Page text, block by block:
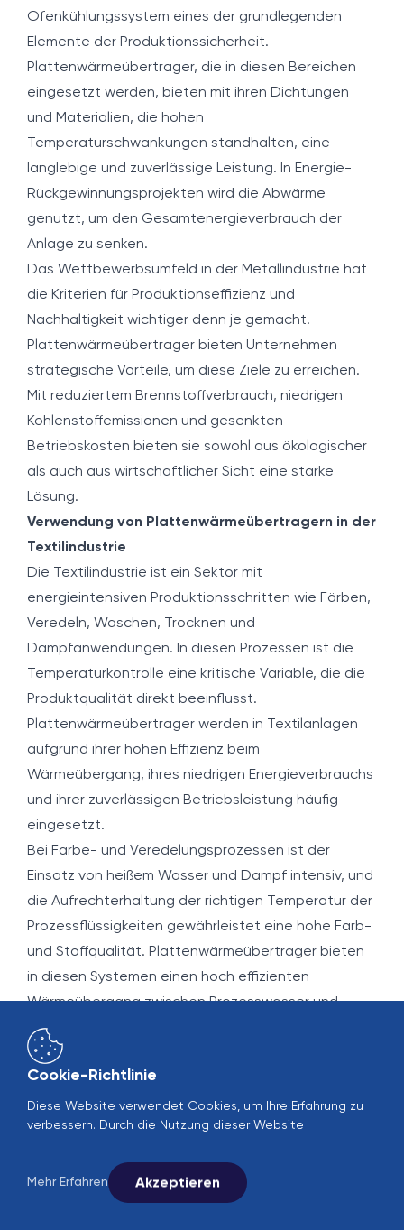
Ofenkühlungssystem eines der grundlegenden
Elemente der Produktionssicherheit.
Plattenwärmeübertrager, die in diesen Bereichen
eingesetzt werden, bieten mit ihren Dichtungen
und Materialien, die hohen
Temperaturschwankungen standhalten, eine
langlebige und zuverlässige Leistung. In Energie-
Rückgewinnungsprojekten wird die Abwärme
genutzt, um den Gesamtenergieverbrauch der
Anlage zu senken.
Das Wettbewerbsumfeld in der Metallindustrie hat
die Kriterien für Produktionseffizienz und
Nachhaltigkeit wichtiger denn je gemacht.
Plattenwärmeübertrager bieten Unternehmen
strategische Vorteile, um diese Ziele zu erreichen.
Mit reduziertem Brennstoffverbrauch, niedrigen
Kohlenstoffemissionen und gesenkten
Betriebskosten bieten sie sowohl aus ökologischer
als auch aus wirtschaftlicher Sicht eine starke
Lösung.
Verwendung von Plattenwärmeübertragern in der
Textilindustrie
Die Textilindustrie ist ein Sektor mit
energieintensiven Produktionsschritten wie Färben,
Veredeln, Waschen, Trocknen und
Dampfanwendungen. In diesen Prozessen ist die
Temperaturkontrolle eine kritische Variable, die die
Produktqualität direkt beeinflusst.
Plattenwärmeübertrager werden in Textilanlagen
aufgrund ihrer hohen Effizienz beim
Wärmeübergang, ihres niedrigen Energieverbrauchs
und ihrer zuverlässigen Betriebsleistung häufig
eingesetzt.
Bei Färbe- und Veredelungsprozessen ist der
Einsatz von heißem Wasser und Dampf intensiv, und
die Aufrechterhaltung der richtigen Temperatur der
Prozessflüssigkeiten gewährleistet eine hohe Farb-
und Stoffqualität. Plattenwärmeübertrager bieten
in diesen Systemen einen hoch effizienten
Wärmeübergang zwischen Prozesswasser und
Wärmequelle und ermöglichen eine homogene
Temperaturkontrolle. Dadurch werden
Farbabweichungen, Tonverschiebungen oder
Ungleichgewichte chemischer Reaktionen
verhindert.
Abwassertemperatur und die Vorwärmung des
Frischwassers einer der entscheidenden Punkte für
Cookie-Richtlinie
Diese Website verwendet Cookies, um Ihre Erfahrung zu
verbessern. Durch die Nutzung dieser Website
Mehr Erfahren Akzeptieren